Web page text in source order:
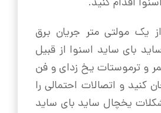
اقدام کنید.
از یک مولتی متر جریان برق
بای ساید اسنوا از قبیل
و ترموستات یخ زدای و فن
کنید و اتصالات احتمالی را
یخچال ساید بای ساید